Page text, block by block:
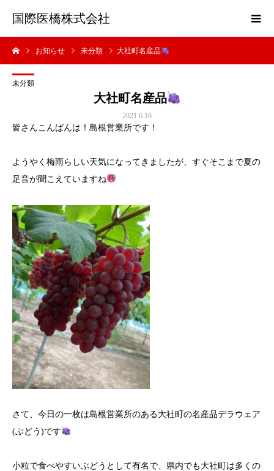
国際医橋株式会社
お知らせ 未分類 大社町名産品
未分類
大社町名産品
2021.6.16
皆さんこんばんは！島根営業所です！
ようやく梅雨らしい天気になってきましたが、すぐそこまで夏の
足音が聞こえていますね
さて、今日の一枚は島根営業所のある大社町の名産品デラウェア
(ぶどう)です
小粒で食べやすいぶどうとして有名で、県内でも大社町は多くの